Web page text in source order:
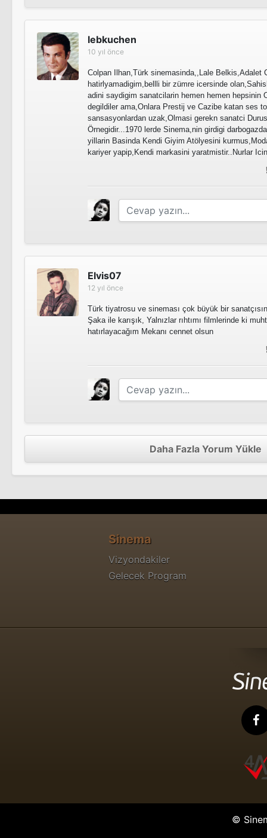
lebkuchen
10 yıl önce
Colpan Ilhan,Türk sinemasinda,,Lale Belkis,Adalet
hatirlyamadigim,bellli bir zümre icersinde
adini saydigim sanatcilarin hemen hemen hepsinin
degildiler ama,Onlara Prestij ve Cazibe katan ses
sansasyonlardan uzak,Olmasi gerekn sanatci
Örnegidir...1970 lerde Sinema,nin girdigi
yillarin Basinda Kendi Giyim Atölyesini
kariyer yapip,Kendi markasini yaratmistir..Nurlar
Elvis07
12 yıl önce
Türk tiyatrosu ve sineması çok büyük bir
Şaka ile karışık, Yalnızlar rıhtımı filmlerinde ki
hatırlayacağım Mekanı cennet olsun
Daha Fazla Yorum Yükle
Sinema
Vizyondakiler
Gelecek Program
©